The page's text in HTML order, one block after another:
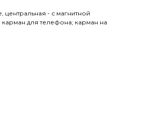
- с магнитной
для телефона; карман на